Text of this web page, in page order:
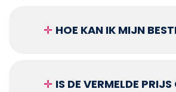
✛ HOE KAN IK MIJN
✛ IS DE VERMELDE